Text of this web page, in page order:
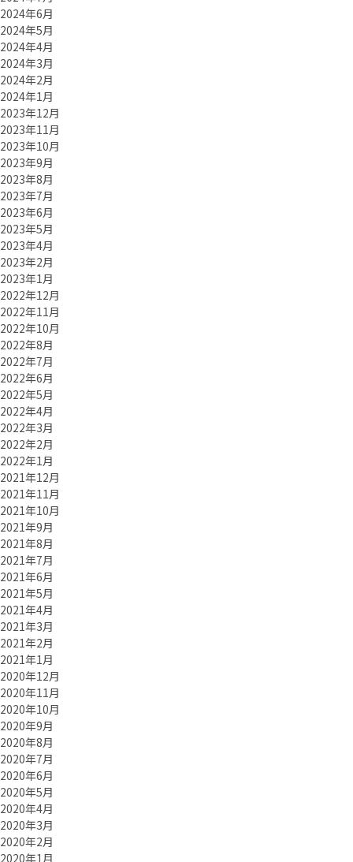
2024年6月
2024年5月
2024年4月
2024年3月
2024年2月
2024年1月
2023年12月
2023年11月
2023年10月
2023年9月
2023年8月
2023年7月
2023年6月
2023年5月
2023年4月
2023年2月
2023年1月
2022年12月
2022年11月
2022年10月
2022年8月
2022年7月
2022年6月
2022年5月
2022年4月
2022年3月
2022年2月
2022年1月
2021年12月
2021年11月
2021年10月
2021年9月
2021年8月
2021年7月
2021年6月
2021年5月
2021年4月
2021年3月
2021年2月
2021年1月
2020年12月
2020年11月
2020年10月
2020年9月
2020年8月
2020年7月
2020年6月
2020年5月
2020年4月
2020年3月
2020年2月
2020年1月